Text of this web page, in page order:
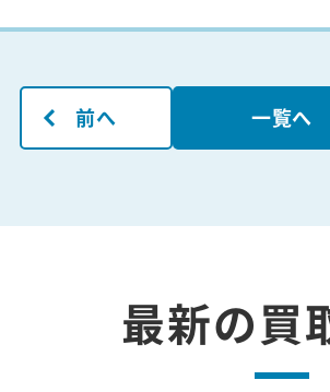
前へ 一覧へ
最新の買